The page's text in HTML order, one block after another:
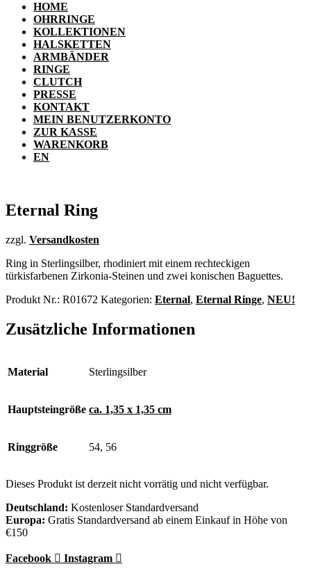
HOME
OHRRINGE
KOLLEKTIONEN
HALSKETTEN
ARMBÄNDER
RINGE
CLUTCH
PRESSE
KONTAKT
MEIN BENUTZERKONTO
ZUR KASSE
WARENKORB
EN
Eternal Ring
zzgl. Versandkosten
Ring in Sterlingsilber, rhodiniert mit einem rechteckigen
türkisfarbenen Zirkonia-Steinen und zwei konischen Baguettes.
Produkt Nr.: R01672 Kategorien: Eternal, Eternal Ringe, NEU!
Zusätzliche Informationen
Material Sterlingsilber
Hauptsteingröße ca. 1,35 x 1,35 cm
Ringgröße 54, 56
Dieses Produkt ist derzeit nicht vorrätig und nicht verfügbar.
Deutschland: Kostenloser Standardversand
Europa: Gratis Standardversand ab einem Einkauf in Höhe von
€150
Facebook Instagram